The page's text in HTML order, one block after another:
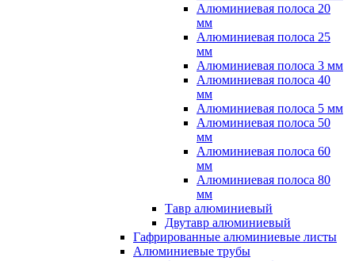
Алюминиевая полоса 20
мм
Алюминиевая полоса 25
мм
Алюминиевая полоса 3 мм
Алюминиевая полоса 40
мм
Алюминиевая полоса 5 мм
Алюминиевая полоса 50
мм
Алюминиевая полоса 60
мм
Алюминиевая полоса 80
мм
Тавр алюминиевый
Двутавр алюминиевый
Гафрированные алюминиевые листы
Алюминиевые трубы